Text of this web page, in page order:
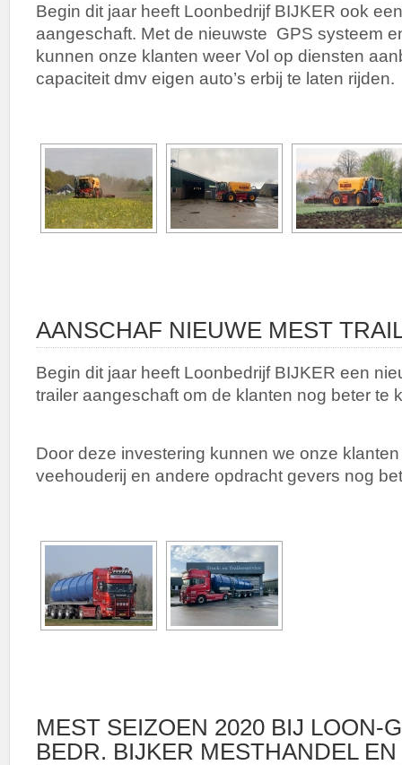
Begin dit jaar heeft Loonbedrijf BIJKER ook
aangeschaft. Met de nieuwste GPS systeem
kunnen onze klanten weer Vol op diensten
capaciteit dmv eigen auto’s erbij te laten rijden.
AANSCHAF NIEUWE MEST
Begin dit jaar heeft Loonbedrijf BIJKER een
trailer aangeschaft om de klanten nog beter te
Door deze investering kunnen we onze
veehouderij en andere opdracht gevers nog
MEST SEIZOEN 2020 BIJ LOON-
BEDR. BIJKER MESTHANDEL